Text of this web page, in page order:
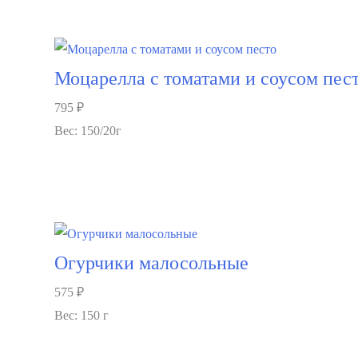
Моцарелла с томатами и соусом
795 ₽
Вес: 150/20г
Огурчики малосольные
575 ₽
Вес: 150 г